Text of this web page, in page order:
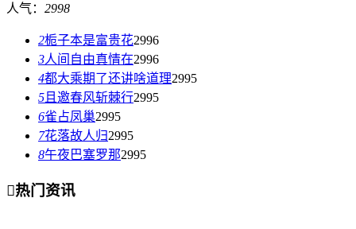
人气： 2998
2栀子本是富贵花2996
3人间自由真情在2996
4都大乘期了还讲啥道理2995
5 且邀春风斩棘行2995
6雀占凤巢2995
7花落故人归2995
8午夜巴塞罗那2995
热门资讯